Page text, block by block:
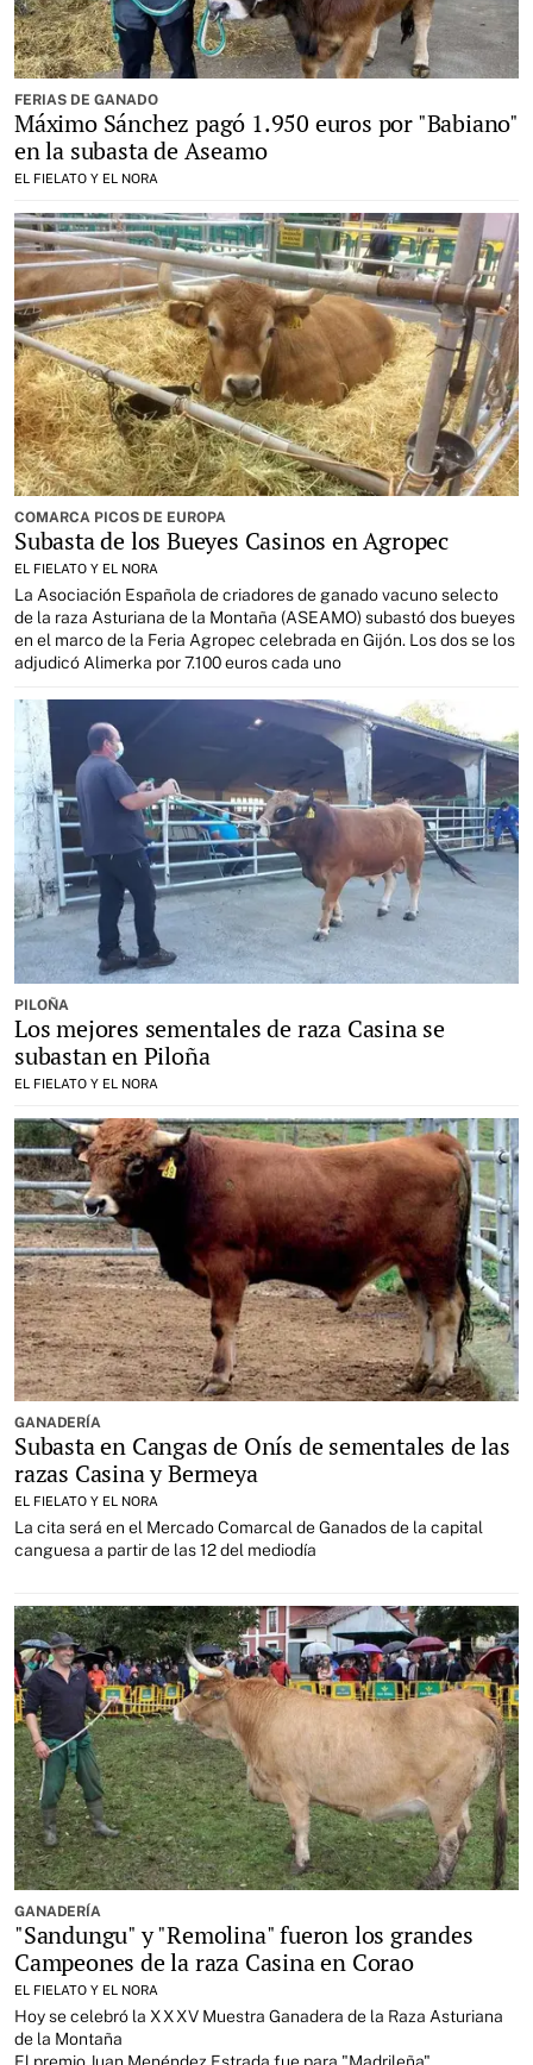
FERIAS DE GANADO
Máximo Sánchez pagó 1.950 euros por "Babiano"
en la subasta de Aseamo
EL FIELATO Y EL NORA
COMARCA PICOS DE EUROPA
Subasta de los Bueyes Casinos en Agropec
EL FIELATO Y EL NORA
La Asociación Española de criadores de ganado vacuno selecto
de la raza Asturiana de la Montaña (ASEAMO) subastó dos bueyes
en el marco de la Feria Agropec celebrada en Gijón. Los dos se los
adjudicó Alimerka por 7.100 euros cada uno
PILOÑA
Los mejores sementales de raza Casina se
subastan en Piloña
EL FIELATO Y EL NORA
GANADERÍA
Subasta en Cangas de Onís de sementales de las
razas Casina y Bermeya
EL FIELATO Y EL NORA
La cita será en el Mercado Comarcal de Ganados de la capital
canguesa a partir de las 12 del mediodía
GANADERÍA
"Sandungu" y "Remolina" fueron los grandes
Campeones de la raza Casina en Corao
EL FIELATO Y EL NORA
Hoy se celebró la XXXV Muestra Ganadera de la Raza Asturiana
de la Montaña
El premio Juan Menéndez Estrada fue para "Madrileña"